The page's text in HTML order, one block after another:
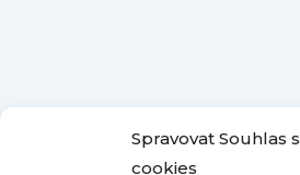
Spravovat Souhlas s
cookies